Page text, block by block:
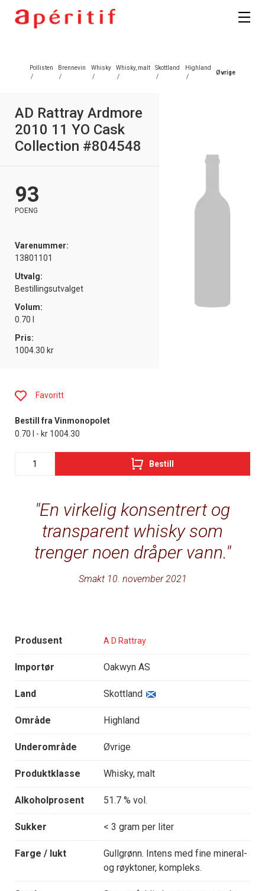
Pollisten
/
Brennevin
/
Whisky
/
Whisky, malt
/
Skottland
/
Highland
/
Øvrige
AD Rattray Ardmore
2010 11 YO Cask
Collection #804548
93
POENG
Varenummer:
13801101
Utvalg:
Bestillingsutvalget
Volum:
0.70 l
Pris:
1004.30 kr
En virkelig konsentrert og
transparent whisky som
trenger noen dråper vann.
Smakt 10. november 2021
Produsent A D Rattray
Importør Oakwyn AS
Land Skottland
Område Highland
Underområde Øvrige
Produktklasse Whisky, malt
Alkoholprosent 51.7 % vol.
Sukker < 3 gram per liter
Farge / lukt
Gullgrønn. Intens med fine mineral-
og røyktoner, kompleks.
Favoritt
Bestill fra Vinmonopolet
0.70 l - kr 1004.30
Bestill